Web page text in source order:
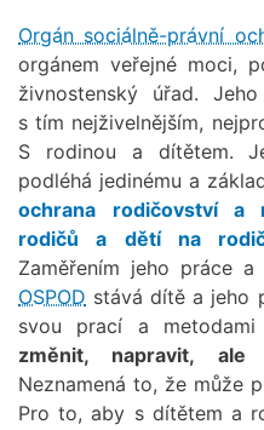
Orgán sociálně-právní
orgánem veřejné moci,
živnostenský úřad.
s tím nejživelnějším,
S rodinou a dítětem.
podléhá jedinému a
ochrana
rodičovství a
rodičů a dětí na
Zaměřením jeho práce
OSPOD stává dítě a jeho
svou prací a
změnit, napravit, ale
Neznamená to, že může
Pro to, aby s dítětem a